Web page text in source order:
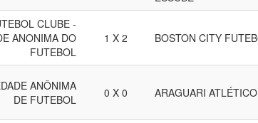
CLUBE -
ANONIMA DO
FUTEBOL
1 X 2 BOSTON CITY
ANÔNIMA
DE FUTEBOL
0 X 0 ARAGUARI